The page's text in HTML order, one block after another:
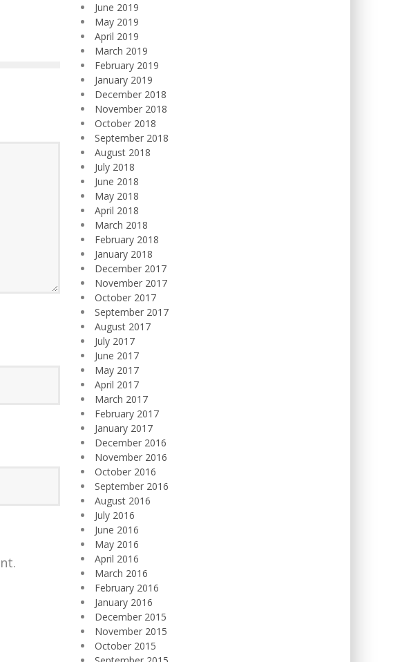
June 2019
May 2019
April 2019
March 2019
February 2019
January 2019
December 2018
November 2018
October 2018
September 2018
August 2018
July 2018
June 2018
May 2018
April 2018
March 2018
February 2018
January 2018
December 2017
November 2017
October 2017
September 2017
August 2017
July 2017
June 2017
May 2017
April 2017
March 2017
February 2017
January 2017
December 2016
November 2016
October 2016
September 2016
August 2016
July 2016
June 2016
May 2016
April 2016
March 2016
February 2016
January 2016
December 2015
November 2015
October 2015